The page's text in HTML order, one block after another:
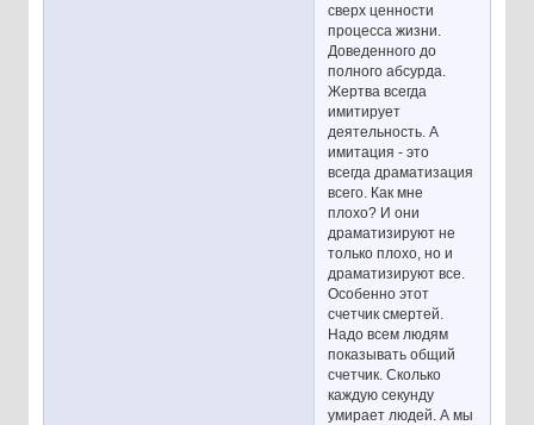
сверх ценности
процесса жизни.
Доведенного до
полного абсурда.
Жертва всегда
имитирует
деятельность. А
имитация - это
всегда драматизация
всего. Как мне
плохо? И они
драматизируют не
только плохо, но и
драматизируют все.
Особенно этот
счетчик смертей.
Надо всем людям
показывать общий
счетчик. Сколько
каждую секунду
умирает людей. А мы